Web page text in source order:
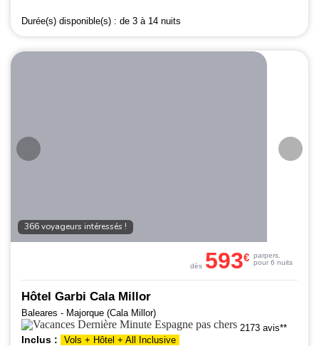
Durée(s) disponible(s) : de 3 à 14 nuits
366 voyageurs intéressés !
Hôtel Garbi Cala Millor
Baleares - Majorque (Cala Millor)
2173 avis**
Inclus : Vols + Hôtel + All Inclusive
dès 593€ parpers.
pour 6 nuits